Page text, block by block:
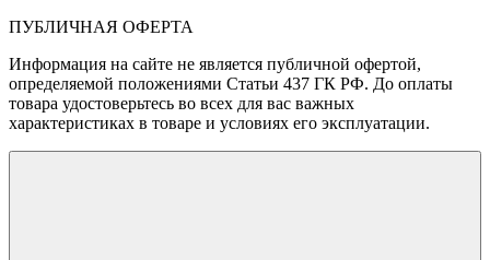
ПУБЛИЧНАЯ ОФЕРТА
Информация на сайте не является публичной офертой,
определяемой положениями Статьи 437 ГК РФ. До оплаты
товара удостоверьтесь во всех для вас важных
характеристиках в товаре и условиях его эксплуатации.